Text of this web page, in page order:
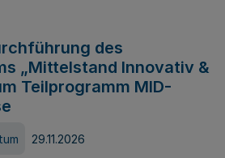
des
„Mittelstand Innovativ &
Teilprogramm MID-
29.11.2026